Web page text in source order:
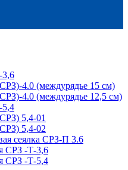
3,6
4.0 (междурядье 15 см)
4.0 (междурядье 12,5 см)
5,4
5,4-01
5,4-02
сеялка СРЗ-П 3.6
СРЗ -Т-3,6
СРЗ -Т-5,4